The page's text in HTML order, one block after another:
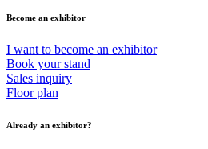
Become an exhibitor
I want to become an exhibitor
Book your stand
Sales inquiry
Floor plan
Already an exhibitor?